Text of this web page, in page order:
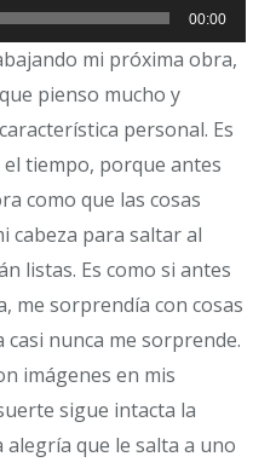
00:00
mi próxima obra,
pienso mucho y
personal. Es
tiempo, porque antes
como que las cosas
cabeza para saltar al
listas. Es como si antes
me sorprendía con cosas
nunca me sorprende.
imágenes en mis
sigue intacta la
alegría que le salta a uno